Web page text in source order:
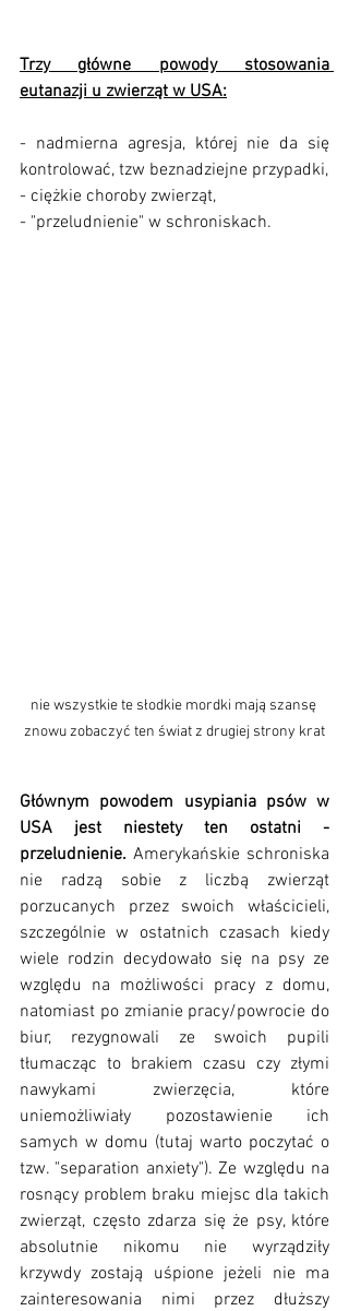
Trzy główne powody stosowania
eutanazji u zwierząt w USA:
- nadmierna agresja, której nie da się
kontrolować, tzw beznadziejne przypadki,
- ciężkie choroby zwierząt,
- "przeludnienie" w schroniskach.
nie wszystkie te słodkie mordki mają szansę
znowu zobaczyć ten świat z drugiej strony krat
Głównym powodem usypiania psów w
USA jest niestety ten ostatni -
przeludnienie. Amerykańskie schroniska
nie radzą sobie z liczbą zwierząt
porzucanych przez swoich właścicieli,
szczególnie w ostatnich czasach kiedy
wiele rodzin decydowało się na psy ze
względu na możliwości pracy z domu,
natomiast po zmianie pracy/powrocie do
biur, rezygnowali ze swoich pupili
tłumacząc to brakiem czasu czy złymi
nawykami zwierzęcia, które
uniemożliwiały pozostawienie ich
samych w domu (tutaj warto poczytać o
tzw. "separation anxiety"). Ze względu na
rosnący problem braku miejsc dla takich
zwierząt, często zdarza się że psy, które
absolutnie nikomu nie wyrządziły
krzywdy zostają uśpione jeżeli nie ma
zainteresowania nimi przez dłuższy